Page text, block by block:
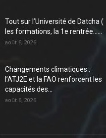
Tout sur l’Université de Datcha (
les formations, la 1e rentrée…...
août 6, 2026
Changements climatiques :
l’ATJ2E et la FAO renforcent les
capacités des...
août 6, 2026